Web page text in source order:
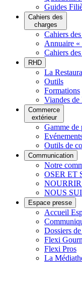
Guides
Cahiers des
charges
Cahiers
Annuaire «
Cahiers
RHD
La
Outils
Formations
Viandes de
Commerce
extérieur
Gamme de
Outils de
Communication
Notre
OSER ET
NOUS
Espace presse
Accueil
Dossiers
Flexi
Flexi Pros
La